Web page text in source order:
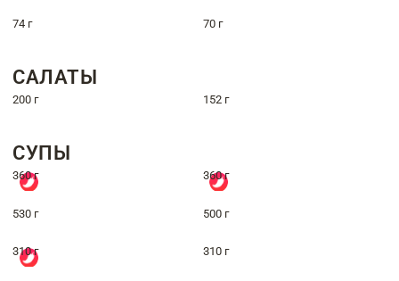
74 г 70 г
САЛАТЫ
200 г 152 г
СУПЫ
360 г 360 г
530 г 500 г
310 г 310 г